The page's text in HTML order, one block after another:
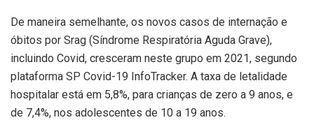
De maneira semelhante, os novos casos de internação e
óbitos por Srag (Síndrome Respiratória Aguda Grave),
incluindo Covid, cresceram neste grupo em 2021, segundo
plataforma SP Covid-19 InfoTracker. A taxa de letalidade
hospitalar está em 5,8%, para crianças de zero a 9 anos, e
de 7,4%, nos adolescentes de 10 a 19 anos.